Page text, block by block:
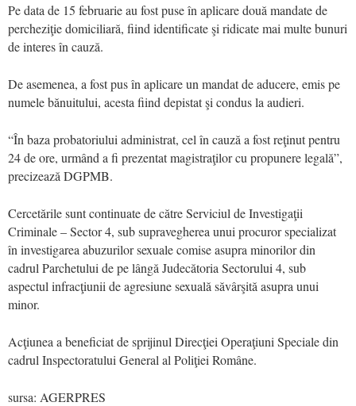
Pe data de 15 februarie au fost puse în aplicare două mandate de
percheziţie domiciliară, fiind identificate şi ridicate mai multe bunuri
de interes în cauză.
De asemenea, a fost pus în aplicare un mandat de aducere, emis pe
numele bănuitului, acesta fiind depistat şi condus la audieri.
“În baza probatoriului administrat, cel în cauză a fost reţinut pentru
24 de ore, urmând a fi prezentat magistraţilor cu propunere legală”,
precizează DGPMB.
Cercetările sunt continuate de către Serviciul de Investigaţii
Criminale – Sector 4, sub supravegherea unui procuror specializat
în investigarea abuzurilor sexuale comise asupra minorilor din
cadrul Parchetului de pe lângă Judecătoria Sectorului 4, sub
aspectul infracţiunii de agresiune sexuală săvârşită asupra unui
minor.
Acţiunea a beneficiat de sprijinul Direcţiei Operaţiuni Speciale din
cadrul Inspectoratului General al Poliţiei Române.
sursa: AGERPRES